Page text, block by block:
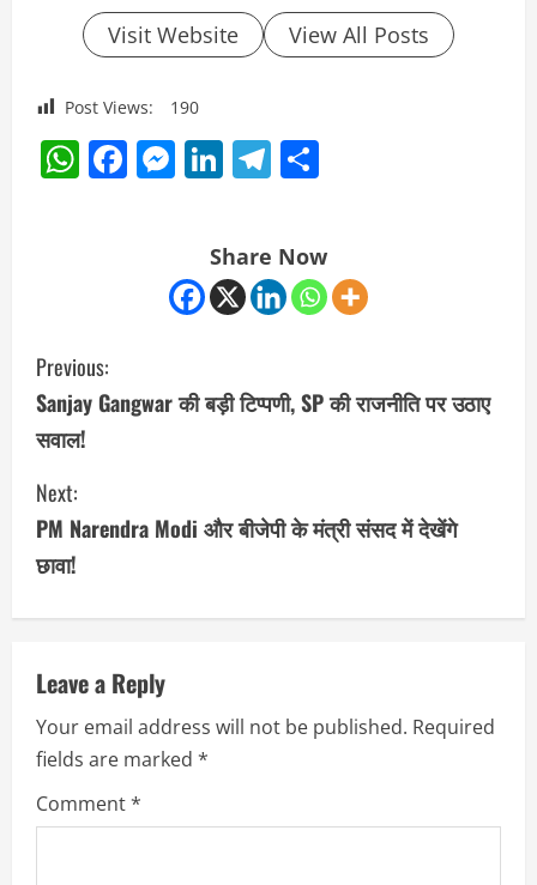
Visit Website View All Posts
Post Views: 190
WhatsApp
Facebook
Messenger
LinkedIn
Telegram
Share Now
C
o
n
t
i
n
e
R
e
Previous:
Sanjay Gangwar की बड़ी टिप्पणी, SP की राजनीति पर उठाए
सवाल!
Next:
PM Narendra Modi और बीजेपी के मंत्री संसद में देखेंगे
छावा!
Leave a Reply
Your email address will not be published. Required
fields are marked *
Comment*